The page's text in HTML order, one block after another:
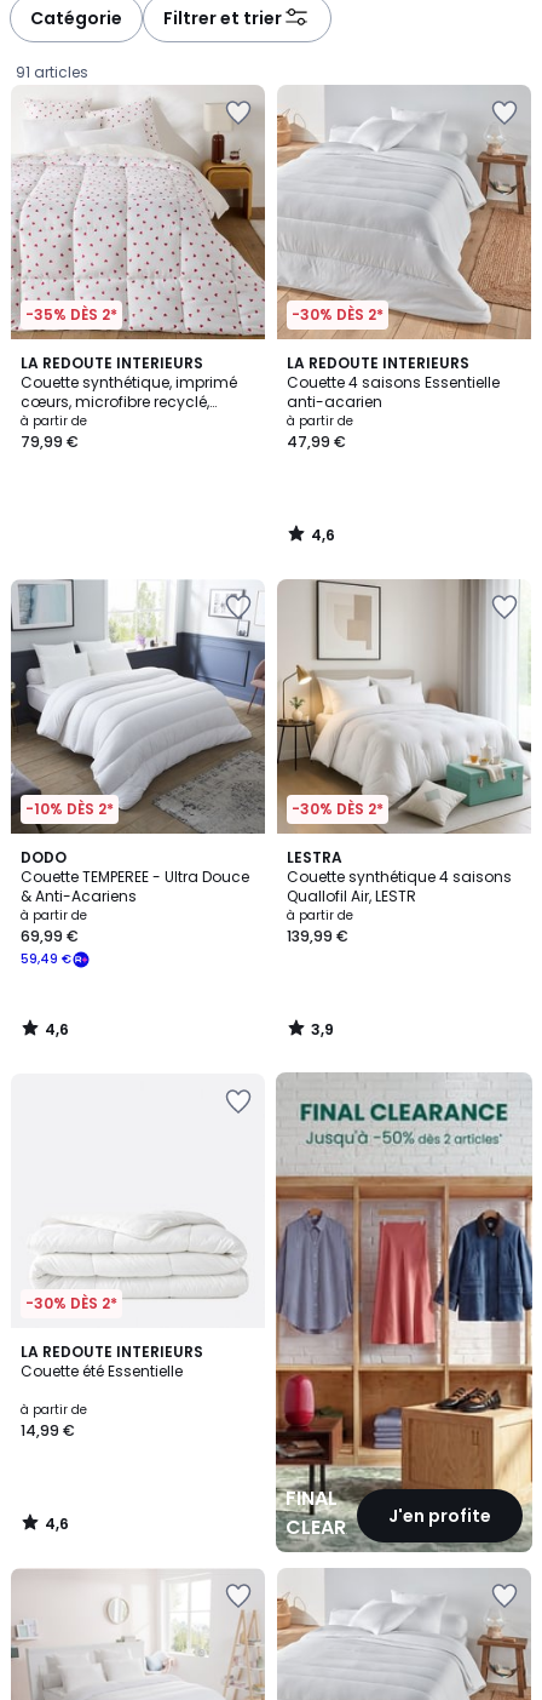
Catégorie Filtrer et trier
91 articles
-35% DÈS 2*
LA REDOUTE INTERIEURS
Couette synthétique, imprimé
cœurs, microfibre recyclé,
SCACCO
Prix
à
à partir de
79,99 €
-30% DÈS 2*
LA REDOUTE INTERIEURS
Couette 4 saisons Essentielle
anti-acarien
à partir de
47,99 €
4,6
/ 5
4,6
/
-10% DÈS 2*
DODO
Couette TEMPEREE - Ultra Douce
& Anti-Acariens
à partir de
59,49 €
69,99 €
4,6
/ 5
4,6
/
-30% DÈS 2*
LESTRA
Couette synthétique 4 saisons
Quallofil Air, LESTR
à partir de
139,99 €
3,9
/ 5
3,9
/
-30% DÈS 2*
LA REDOUTE INTERIEURS
Couette été Essentielle
à partir de
14,99 €
4,6
/ 5
4,6
/
FINAL
CLEARANCEJ'en profite
FINAL
CLEARANCE